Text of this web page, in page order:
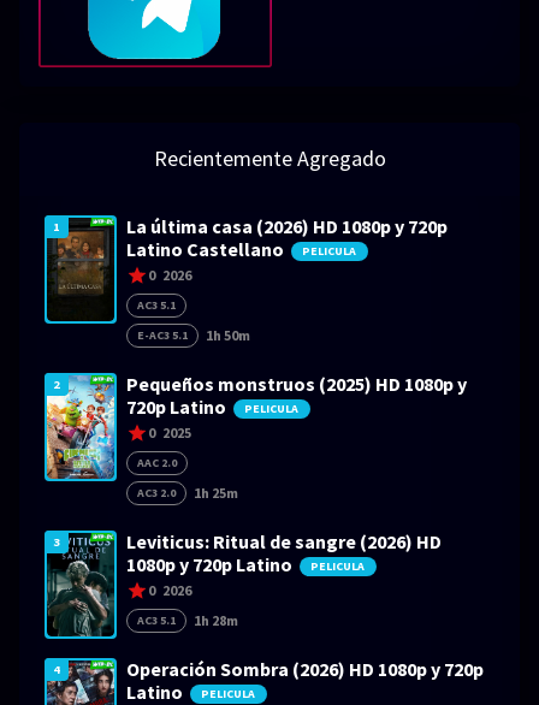
Recientemente Agregado
1
La última casa (2026) HD 1080p y 720p
Latino Castellano
PELICULA
0 2026
AC3 5.1
E-AC3 5.1
1h 50m
2
Pequeños monstruos (2025) HD 1080p y
720p Latino
PELICULA
0 2025
AAC 2.0
AC3 2.0
1h 25m
3
Leviticus: Ritual de sangre (2026) HD
1080p y 720p Latino
PELICULA
0 2026
AC3 5.1 1h 28m
4
Operación Sombra (2026) HD 1080p y 720p
Latino
PELICULA